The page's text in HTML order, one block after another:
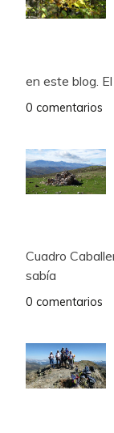
en este blog.
0 comentarios
Cuadro
sabía
0 comentarios